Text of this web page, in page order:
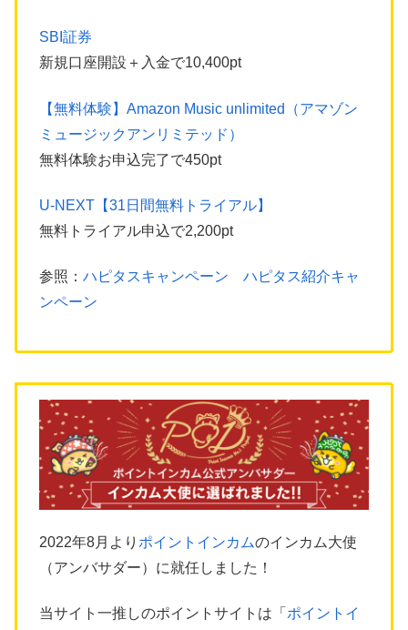
SBI証券
新規口座開設＋入金で10,400pt
【無料体験】Amazon Music unlimited（アマゾン
ミュージックアンリミテッド）
無料体験お申込完了で450pt
U-NEXT【31日間無料トライアル】
無料トライアル申込で2,200pt
参照： ハピタスキャンペーン ハピタス紹介キャ
ンペーン
2022年8月より ポイントインカムのインカム大使
（アンバサダー）に就任しました！
当サイト一推しのポイントサイトは「 ポイントイ